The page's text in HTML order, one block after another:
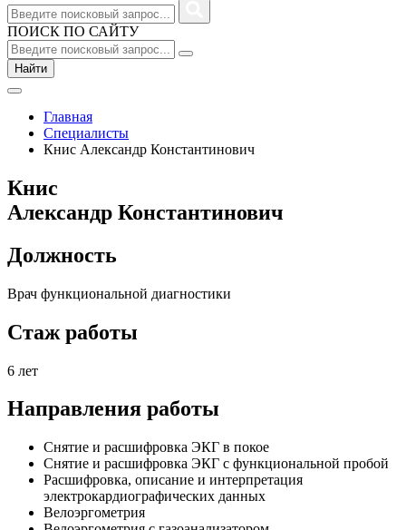
ПОИСК ПО САЙТУ
Найти
Главная
Специалисты
Книс Александр Константинович
Книс
Александр Константинович
Должность
Врач функциональной диагностики
Стаж работы
6 лет
Направления работы
Снятие и расшифровка ЭКГ в покое
Снятие и расшифровка ЭКГ с функциональной пробой
Расшифровка, описание и интерпретация
электрокардиографических данных
Велоэргометрия